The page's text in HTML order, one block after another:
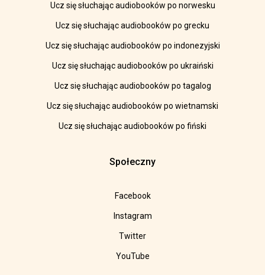
Ucz się słuchając audiobooków po norwesku
Ucz się słuchając audiobooków po grecku
Ucz się słuchając audiobooków po indonezyjski
Ucz się słuchając audiobooków po ukraiński
Ucz się słuchając audiobooków po tagalog
Ucz się słuchając audiobooków po wietnamski
Ucz się słuchając audiobooków po fiński
Społeczny
Facebook
Instagram
Twitter
YouTube